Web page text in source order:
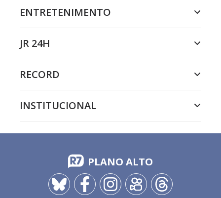
ENTRETENIMENTO
JR 24H
RECORD
INSTITUCIONAL
PLANO ALTO